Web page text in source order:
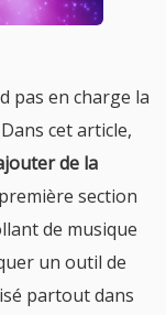
pas en charge la
cet article,
de la
section
de musique
un outil de
partout dans